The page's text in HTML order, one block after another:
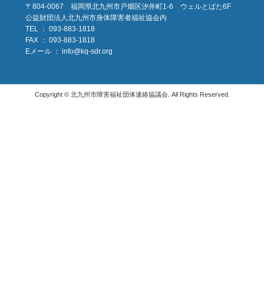
〒804-0067 福岡県北九州市戸畑区汐井町1-6 ウェルとばた6F
公益財団法人北九州市身体障害者福祉協会内
TEL ： 093-883-1818
FAX ： 093-883-1818
Eメール ： info@kq-sdr.org
Copyright © 北九州市障害福祉団体連絡協議会. All Rights Reserved.